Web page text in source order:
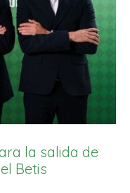
la salida de
Betis